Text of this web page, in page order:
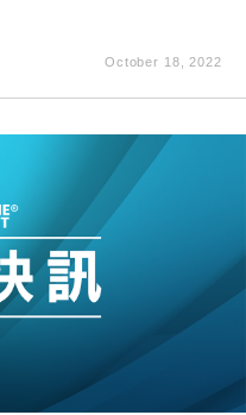
October 18, 2022